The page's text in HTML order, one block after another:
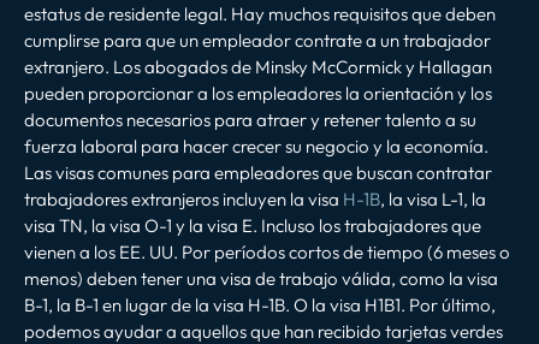
estatus de residente legal. Hay muchos requisitos que deben
cumplirse para que un empleador contrate a un trabajador
extranjero. Los abogados de Minsky McCormick y Hallagan
pueden proporcionar a los empleadores la orientación y los
documentos necesarios para atraer y retener talento a su
fuerza laboral para hacer crecer su negocio y la economía.
Las visas comunes para empleadores que buscan contratar
trabajadores extranjeros incluyen la visa H-1B, la visa L-1, la
visa TN, la visa O-1 y la visa E. Incluso los trabajadores que
vienen a los EE. UU. Por períodos cortos de tiempo (6 meses o
menos) deben tener una visa de trabajo válida, como la visa
B-1, la B-1 en lugar de la visa H-1B. O la visa H1B1. Por último,
podemos ayudar a aquellos que han recibido tarjetas verdes